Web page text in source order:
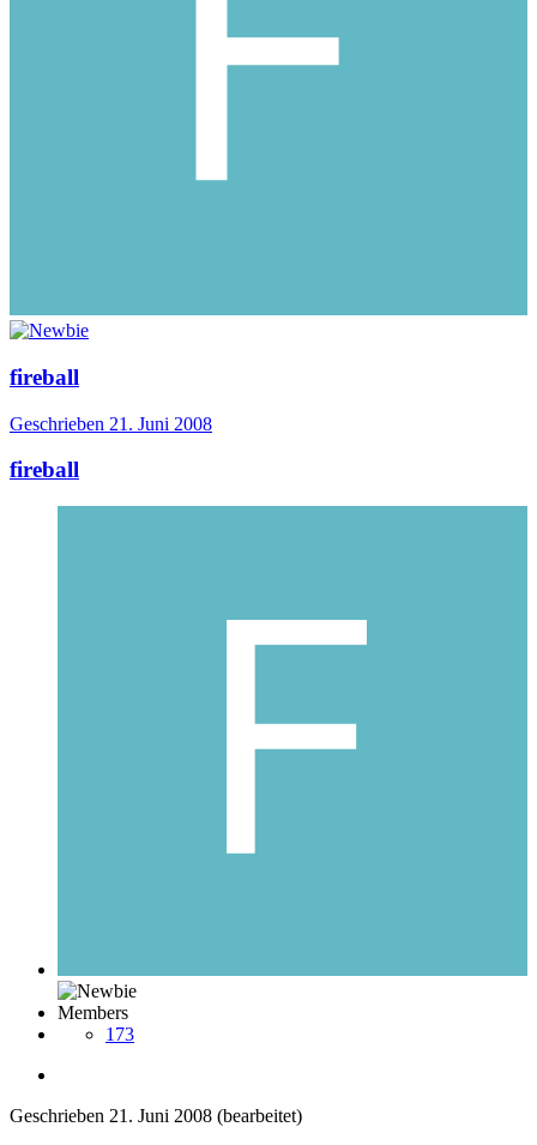
fireball
Geschrieben 21. Juni 2008
fireball
Members
173
Geschrieben 21. Juni 2008 (bearbeitet)